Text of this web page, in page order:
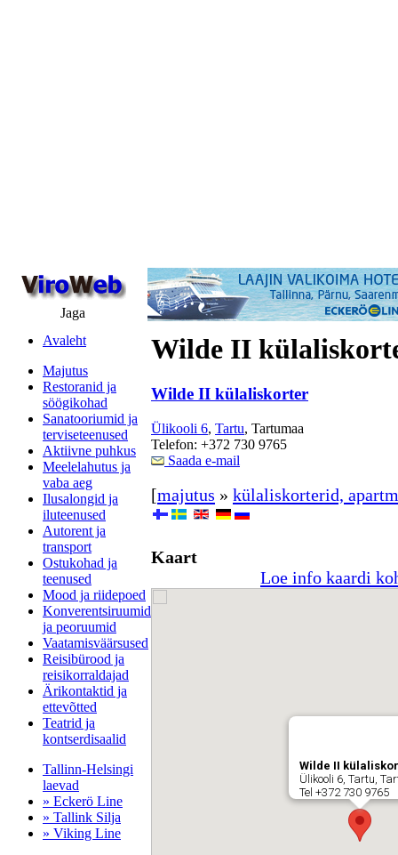
Jaga
Avaleht
Majutus
Restoranid ja
söögikohad
Sanatooriumid ja
terviseteenused
Aktiivne puhkus
Meelelahutus ja
vaba aeg
Ilusalongid ja
iluteenused
Autorent ja
transport
Ostukohad ja
teenused
Mood ja riidepoed
Konverentsiruumid
ja peoruumid
Vaatamisväärsused
Reisibürood ja
reisikorraldajad
Ärikontaktid ja
ettevõtted
Teatrid ja
kontserdisaalid
Tallinn-Helsingi
laevad
» Eckerö Line
» Tallink Silja
» Viking Line
Wilde II
Wilde II külaliskorter
Ülikooli 6, Tartu, Tartumaa
Telefon: +372 730 9765
Saada e-mail
[majutus » külaliskorterid,
Kaart
Loe info kaardi
Wilde II
Ülikooli 6, Tartu,
Tel +372 730 9765